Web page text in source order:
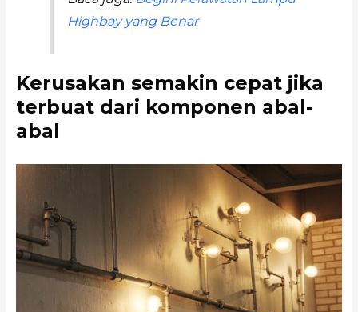
Highbay yang Benar
Kerusakan semakin cepat jika
terbuat dari komponen abal-
abal